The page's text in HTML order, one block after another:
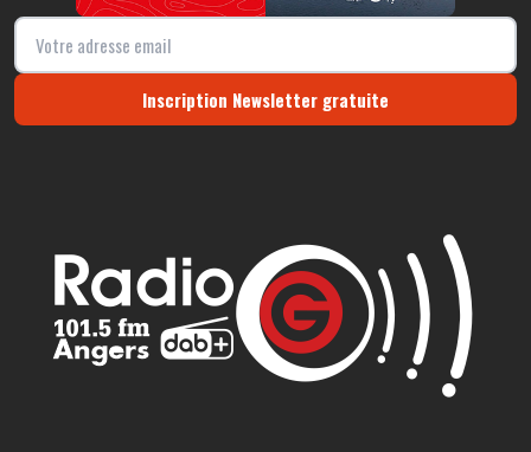
Inscription Newsletter gratuite